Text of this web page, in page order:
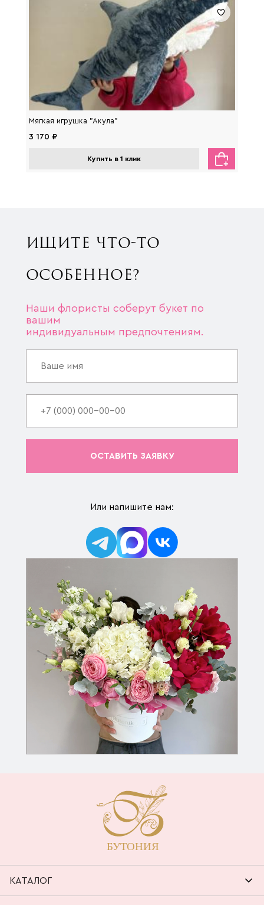
Мягкая игрушка "Акула"
3 170 ₽
Купить в 1 клик
ИЩИТЕ ЧТО-ТО
ОСОБЕННОЕ?
Наши флористы соберут букет по
вашим
индивидуальным предпочтениям.
ОСТАВИТЬ ЗАЯВКУ
Или напишите нам:
КАТАЛОГ